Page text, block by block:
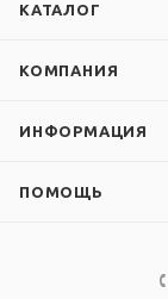
КАТАЛОГ
КОМПАНИЯ
ИНФОРМАЦИЯ
ПОМОЩЬ